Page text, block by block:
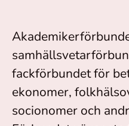
fackförbundet för
ekonomer,
socionomer och